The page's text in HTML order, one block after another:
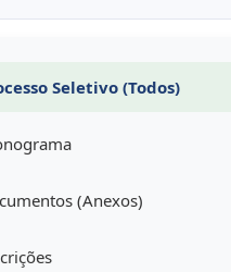
Seletivo (Todos)
(Anexos)